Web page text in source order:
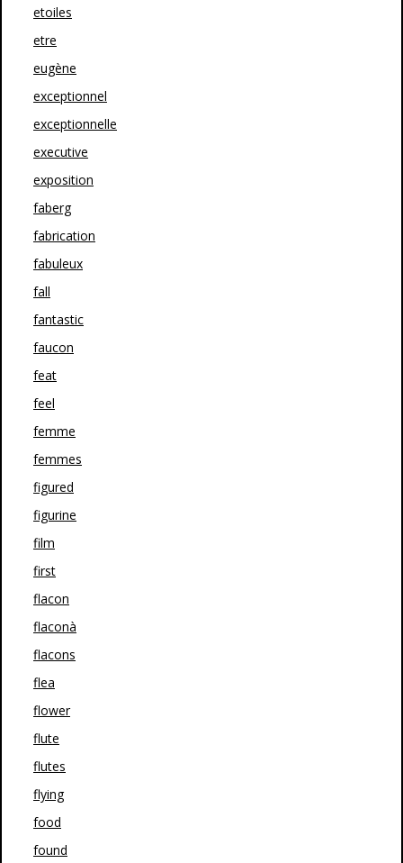
etoiles
etre
eugène
exceptionnel
exceptionnelle
executive
exposition
faberg
fabrication
fabuleux
fall
fantastic
faucon
feat
feel
femme
femmes
figured
figurine
film
first
flacon
flaconà
flacons
flea
flower
flute
flutes
flying
food
found